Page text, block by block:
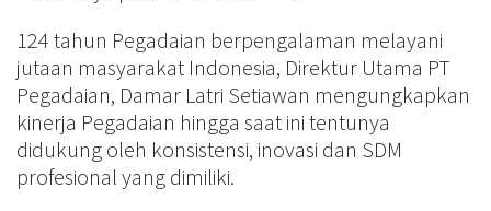
124 tahun Pegadaian berpengalaman melayani
jutaan masyarakat Indonesia, Direktur Utama PT
Pegadaian, Damar Latri Setiawan mengungkapkan
kinerja Pegadaian hingga saat ini tentunya
didukung oleh konsistensi, inovasi dan SDM
profesional yang dimiliki.